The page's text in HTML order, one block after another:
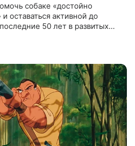
собаке «достойно
и оставаться активной до
50 лет в развитых
жизни домашних собак
вдвое. Сферы